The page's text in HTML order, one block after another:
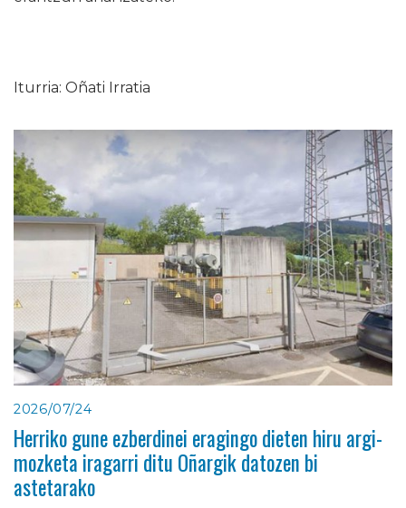
Iturria: Oñati Irratia
2026/07/24
Herriko gune ezberdinei eragingo dieten hiru argi-
mozketa iragarri ditu Oñargik datozen bi
astetarako